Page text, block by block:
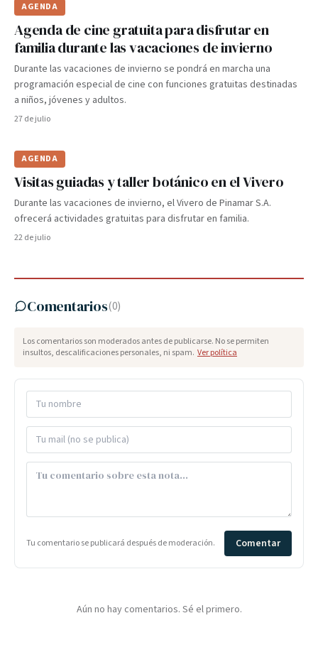
AGENDA
Agenda de cine gratuita para disfrutar en
familia durante las vacaciones de invierno
Durante las vacaciones de invierno se pondrá en marcha una
programación especial de cine con funciones gratuitas destinadas
a niños, jóvenes y adultos.
27 de julio
AGENDA
Visitas guiadas y taller botánico en el Vivero
Durante las vacaciones de invierno, el Vivero de Pinamar S.A.
ofrecerá actividades gratuitas para disfrutar en familia.
22 de julio
Comentarios(0)
Los comentarios son moderados antes de publicarse. No se permiten
insultos, descalificaciones personales, ni spam. Ver política
Tu comentario se publicará después de moderación. Comentar
Aún no hay comentarios. Sé el primero.